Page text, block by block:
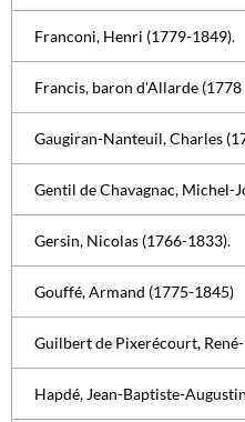
Franconi, Henri (1779-1849).
Francis, baron d'Allarde (1778
Gaugiran-Nanteuil, Charles
Gentil de Chavagnac, Michel-
Gersin, Nicolas (1766-1833).
Gouffé, Armand (1775-1845)
Guilbert de Pixerécourt, René-
Hapdé, Jean-Baptiste-Augustin